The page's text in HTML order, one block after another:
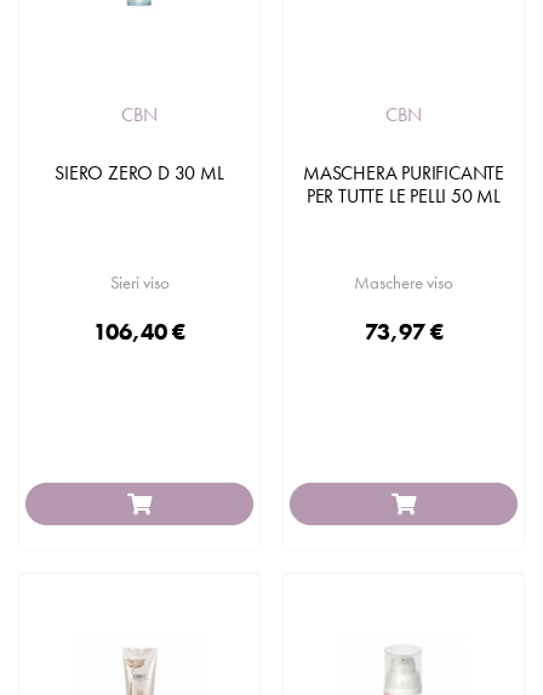
CBN
SIERO ZERO D 30 ML
Sieri viso
106,40 €
CBN
MASCHERA PURIFICANTE
PER TUTTE LE PELLI 50 ML
Maschere viso
73,97 €